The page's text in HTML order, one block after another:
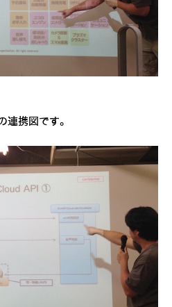
携図です。